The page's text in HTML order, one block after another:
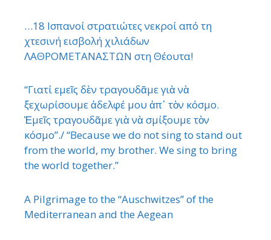
…18 Ισπανοί στρατιώτες νεκροί από τη
χτεσινή εισβολή χιλιάδων
ΛΑΘΡΟΜΕΤΑΝΑΣΤΩΝ στη Θέουτα!
“Γιατί εμεῖς δὲν τραγουδᾶμε γιὰ νὰ
ξεχωρίσουμε ἀδελφέ μου ἀπ᾿ τὸν κόσμο.
Ἐμεῖς τραγουδᾶμε γιὰ νὰ σμίξουμε τὸν
κόσμο”./ “Because we do not sing to stand out
from the world, my brother. We sing to bring
the world together.”
A Pilgrimage to the “Auschwitzes” of the
Mediterranean and the Aegean